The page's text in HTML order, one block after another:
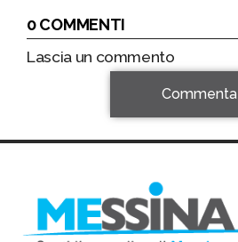
0 COMMENTI
Lascia un commento
Commenta